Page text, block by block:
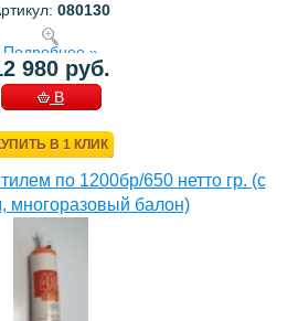
080130
Подробнее »
980 руб.
В
В 1 КЛИК
по 1200бр/650 нетто гр. (с
многоразовый балон)